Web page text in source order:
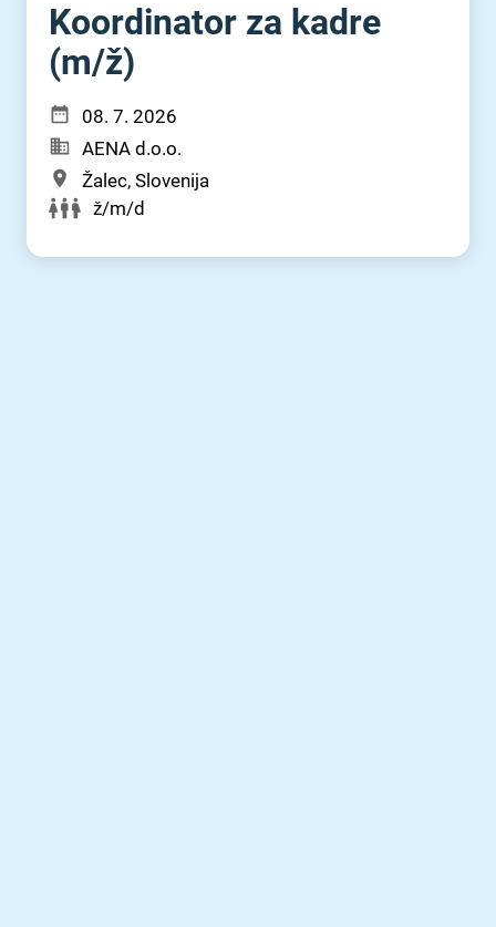
Koordinator za kadre
(m⁠/⁠ž)
08. 7. 2026
AENA d.o.o.
Žalec, Slovenija
ž/m/d